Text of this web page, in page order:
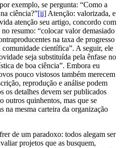
exemplo, se pergunta: “Como a
ciência?”[ii] Atenção: valorizada, e
atenção seu artigo, concordo com
resumo: “colocar valor demasiado
na taxa de progresso
científica”. A seguir, ele
seja substituída pela ênfase no
de boa ciência”. Embora eu
pouco vistosos também merecem
reprodução e análise podem
os detalhes devem ser publicados
outros quinhentos, mas que se
na mesma carteira da organização
de um paradoxo: todos alegam ser
projetos que as busquem,